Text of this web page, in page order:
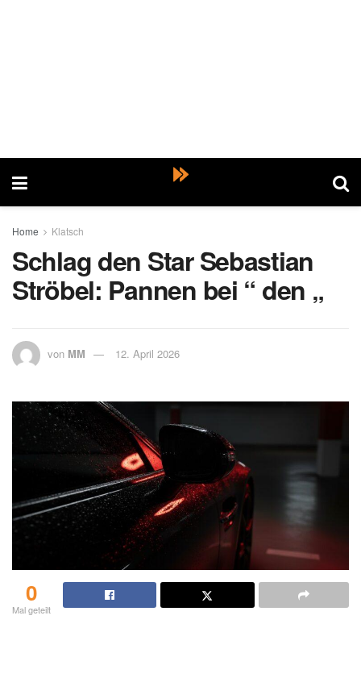
Home Klatsch
Schlag den Star Sebastian
Ströbel: Pannen bei “ den „
von MM 12. April 2026
0
Mal geteilt